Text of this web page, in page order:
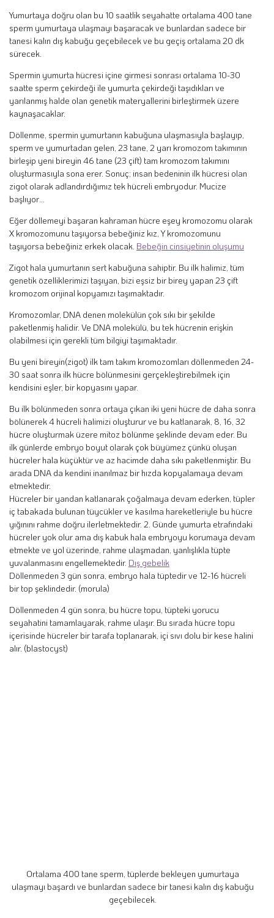
Yumurtaya doğru olan bu 10 saatlik seyahatte ortalama 400 tane
sperm yumurtaya ulaşmayı başaracak ve bunlardan sadece bir
tanesi kalın dış kabuğu geçebilecek ve bu geçiş ortalama 20 dk
sürecek.
Spermin yumurta hücresi içine girmesi sonrası ortalama 10-30
saatte sperm çekirdeği ile yumurta çekirdeği taşıdıkları ve
yarılanmış halde olan genetik materyallerini birleştirmek üzere
kaynaşacaklar.
Döllenme, spermin yumurtanın kabuğuna ulaşmasıyla başlayıp,
sperm ve yumurtadan gelen, 23 tane, 2 yarı kromozom takımının
birleşip yeni bireyin 46 tane (23 çift) tam kromozom takımını
oluşturmasıyla sona erer. Sonuç; insan bedeninin ilk hücresi olan
zigot olarak adlandırdığımız tek hücreli embryodur. Mucize
başlıyor…
Eğer döllemeyi başaran kahraman hücre eşey kromozomu olarak
X kromozomunu taşıyorsa bebeğiniz kız, Y kromozomunu
taşıyorsa bebeğiniz erkek olacak. Bebeğin cinsiyetinin oluşumu
Zigot hala yumurtanın sert kabuğuna sahiptir. Bu ilk halimiz, tüm
genetik özelliklerimizi taşıyan, bizi eşsiz bir birey yapan 23 çift
kromozom orijinal kopyamızı taşımaktadır.
Kromozomlar, DNA denen molekülün çok sıkı bir şekilde
paketlenmiş halidir. Ve DNA molekülü, bu tek hücrenin erişkin
olabilmesi için gerekli tüm bilgiyi taşımaktadır.
Bu yeni bireyin(zigot) ilk tam takım kromozomları döllenmeden 24-
30 saat sonra ilk hücre bölünmesini gerçekleştirebilmek için
kendisini eşler, bir kopyasını yapar.
Bu ilk bölünmeden sonra ortaya çıkan iki yeni hücre de daha sonra
bölünerek 4 hücreli halimizi oluşturur ve bu katlanarak, 8, 16, 32
hücre oluşturmak üzere mitoz bölünme şeklinde devam eder. Bu
ilk günlerde embryo boyut olarak çok büyümez çünkü oluşan
hücreler hala küçüktür ve az hacimde daha sıkı paketlenmiştir. Bu
arada DNA da kendini inanılmaz bir hızda kopyalamaya devam
etmektedir.
Hücreler bir yandan katlanarak çoğalmaya devam ederken, tüpler
iç tabakada bulunan tüycükler ve kasılma hareketleriyle bu hücre
yığınını rahme doğru ilerletmektedir. 2. Günde yumurta etrafındaki
hücreler yok olur ama dış kabuk hala embryoyu korumaya devam
etmekte ve yol üzerinde, rahme ulaşmadan, yanlışlıkla tüpte
yuvalanmasını engellemektedir. Dış gebelik
Döllenmeden 3 gün sonra, embryo hala tüptedir ve 12-16 hücreli
bir top şeklindedir. (morula)
Döllenmeden 4 gün sonra, bu hücre topu, tüpteki yorucu
seyahatini tamamlayarak, rahme ulaşır. Bu sırada hücre topu
içerisinde hücreler bir tarafa toplanarak, içi sıvı dolu bir kese halini
alır. (blastocyst)
Ortalama 400 tane sperm, tüplerde bekleyen yumurtaya
ulaşmayı başardı ve bunlardan sadece bir tanesi kalın dış kabuğu
geçebilecek.